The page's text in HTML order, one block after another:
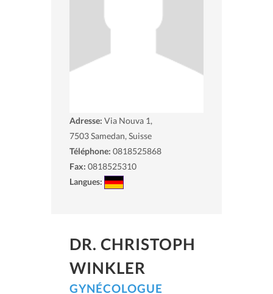
Adresse: Via Nouva 1,
7503Samedan, Suisse
Téléphone: 0818525868
Fax: 0818525310
Langues:
DR. CHRISTOPH
WINKLER
GYNÉCOLOGUE